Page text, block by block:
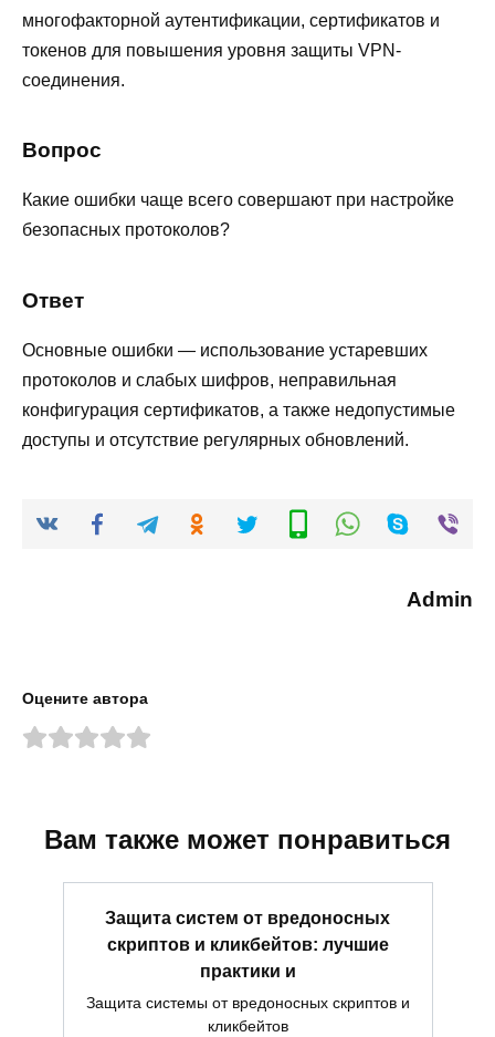
многофакторной аутентификации, сертификатов и
токенов для повышения уровня защиты VPN-
соединения.
Вопрос
Какие ошибки чаще всего совершают при настройке
безопасных протоколов?
Ответ
Основные ошибки — использование устаревших
протоколов и слабых шифров, неправильная
конфигурация сертификатов, а также недопустимые
доступы и отсутствие регулярных обновлений.
Admin
Оцените автора
Вам также может понравиться
Защита систем от вредоносных
скриптов и кликбейтов: лучшие
практики и
Защита системы от вредоносных скриптов и
кликбейтов